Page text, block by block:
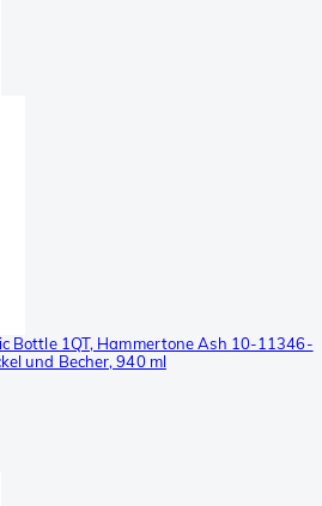
Bottle 1QT, Hammertone Ash 10-11346-
und Becher, 940 ml